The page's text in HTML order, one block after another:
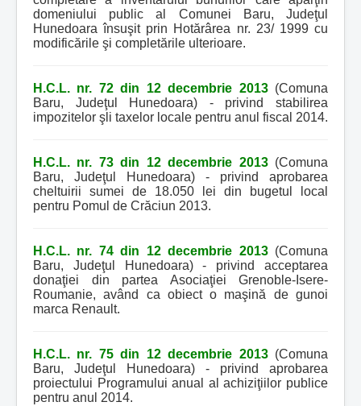
domeniului public al Comunei Baru, Judeţul
Hunedoara însuşit prin Hotărârea nr. 23/ 1999 cu
modificările şi completările ulterioare.
H.C.L. nr. 72 din 12 decembrie 2013(Comuna
Baru, Judeţul Hunedoara) - privind stabilirea
impozitelor şli taxelor locale pentru anul fiscal 2014.
H.C.L. nr. 73 din 12 decembrie 2013(Comuna
Baru, Judeţul Hunedoara) - privind aprobarea
cheltuirii sumei de 18.050 lei din bugetul local
pentru Pomul de Crăciun 2013.
H.C.L. nr. 74 din 12 decembrie 2013(Comuna
Baru, Judeţul Hunedoara) - privind acceptarea
donaţiei din partea Asociaţiei Grenoble-Isere-
Roumanie, având ca obiect o maşină de gunoi
marca Renault.
H.C.L. nr. 75 din 12 decembrie 2013(Comuna
Baru, Judeţul Hunedoara) - privind aprobarea
proiectului Programului anual al achiziţiilor publice
pentru anul 2014.